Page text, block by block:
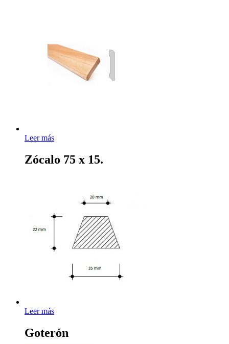
Leer más
Zócalo 75 x 15.
Leer más
Goterón